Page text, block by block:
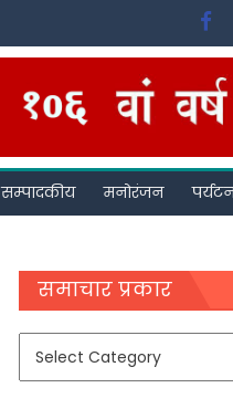
सम्पादकीय मनोरंजन
समाचार प्रकार
समाचार